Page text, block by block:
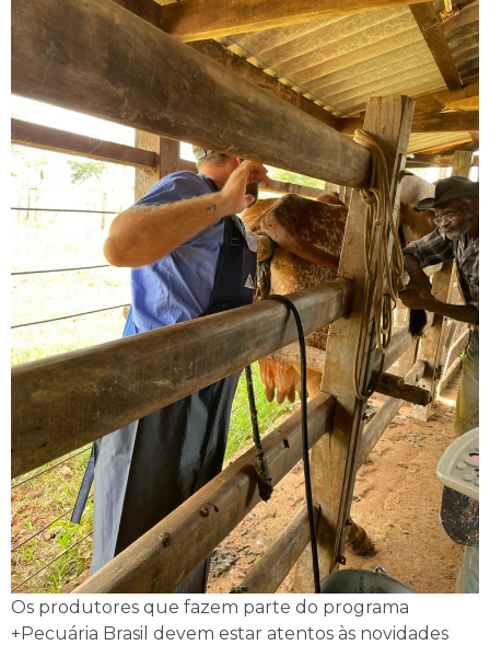
Os produtores que fazem parte do programa
+Pecuária Brasil devem estar atentos às novidades